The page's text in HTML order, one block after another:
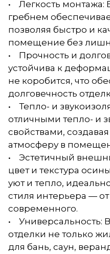
• Легкость монтажа:
гребнем
позволяя быстро и
помещение без
• Прочность и
устойчива к
не коробится, что
долговечность
• Тепло- и
отличными тепло- и
свойствами,
атмосферу в
• Эстетичный
цвет и текстура
уют и тепло,
стиля интерьера —
современного.
• Универсальность:
отделки не только
для бань, саун,